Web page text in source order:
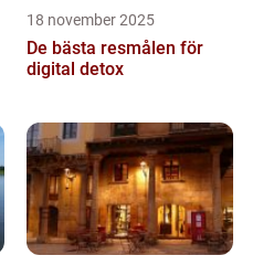
18 november 2025
De bästa resmålen för
digital detox